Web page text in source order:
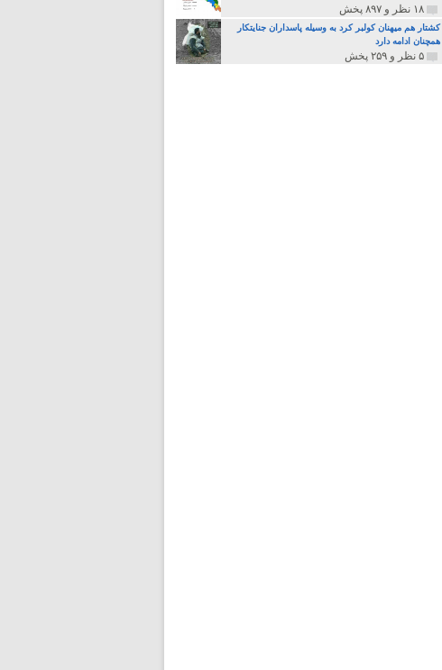
۱۸ نظر و ۸۹۷ پخش
کشتار هم میهنان کولبر کرد به وسیله پاسداران جنایتکار
همچنان ادامه دارد
۵ نظر و ۲۵۹ پخش